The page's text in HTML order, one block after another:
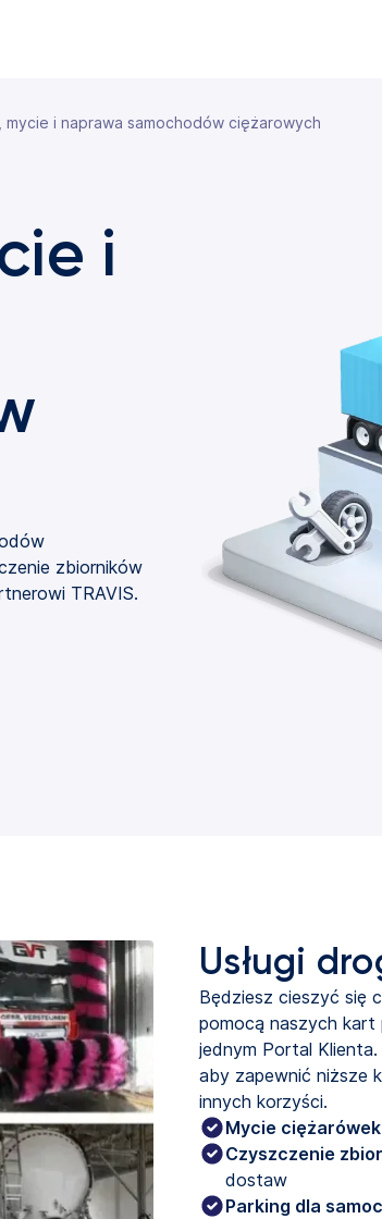
mycie i naprawa samochodów ciężarowych
i
zbiorników
TRAVIS.
Usługi
Będziesz cieszyć się
pomocą naszych kart
jednym Portal Klienta.
aby zapewnić niższe
innych korzyści.
Mycie ciężarówek
Czyszczenie
dostaw
Parking dla